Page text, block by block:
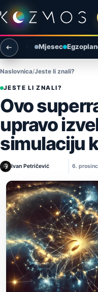
Preskoči na sadržaj
Otvori izbornik
Otvori pretragu
Mjesec
Naslovnica Jeste li znali?
JESTE LI ZNALI?
Ovo
upravo
simulaciju
Ivan Petričević 6.